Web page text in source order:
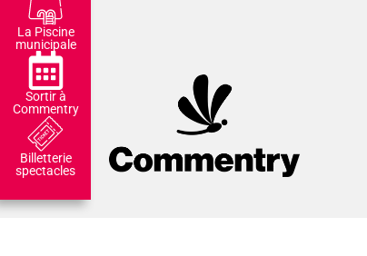
La Piscine
municipale
Sortir à
Commentry
Billetterie
spectacles